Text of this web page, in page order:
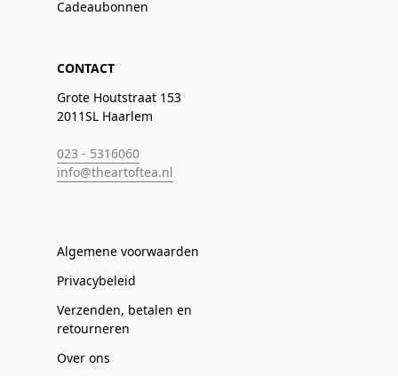
Cadeaubonnen
CONTACT
Grote Houtstraat 153
2011SL Haarlem
023 - 5316060
info@theartoftea.nl
Algemene voorwaarden
Privacybeleid
Verzenden, betalen en
retourneren
Over ons